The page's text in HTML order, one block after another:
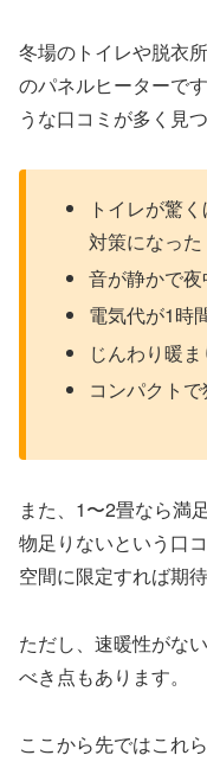
冬場のトイレや脱衣
のパネルヒーターで
うな口コミが多く見
トイレが驚
対策になった
音が静かで
電気代が1時
じんわり暖
コンパクト
また、1〜2畳なら満
物足りないという口
空間に限定すれば期
ただし、速暖性がな
べき点もあります。
ここから先ではこれ